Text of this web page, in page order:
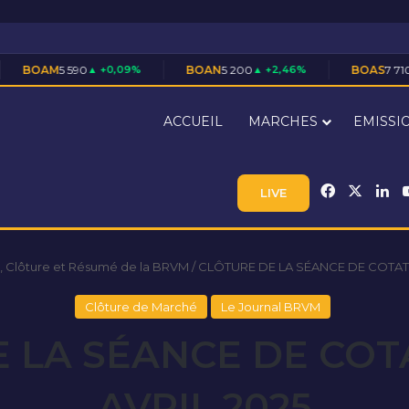
▲ +0,09% BOAN5 200 ▲ +2,46% BOAS7 710 ▲ +1,45%
ACCUEIL MARCHES
LIVE Facebook
Clôture et Résumé de la BRVM / CLÔTURE DE LA SÉANCE DE
Clôture de Marché Le Journal BRVM